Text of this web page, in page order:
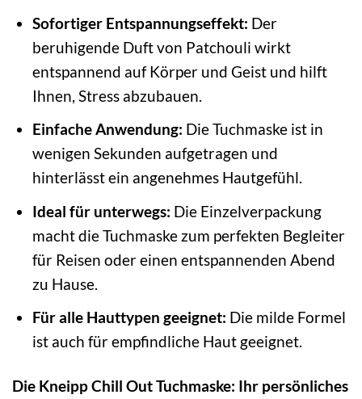
Sofortiger Entspannungseffekt: Der
beruhigende Duft von Patchouli wirkt
entspannend auf Körper und Geist und hilft
Ihnen, Stress abzubauen.
Einfache Anwendung: Die Tuchmaske ist in
wenigen Sekunden aufgetragen und
hinterlässt ein angenehmes Hautgefühl.
Ideal für unterwegs: Die Einzelverpackung
macht die Tuchmaske zum perfekten Begleiter
für Reisen oder einen entspannenden Abend
zu Hause.
Für alle Hauttypen geeignet: Die milde Formel
ist auch für empfindliche Haut geeignet.
Die Kneipp Chill Out Tuchmaske: Ihr persönliches